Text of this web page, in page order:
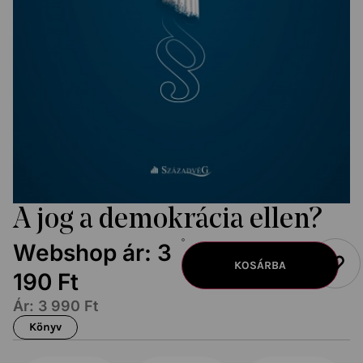
A jog a demokrácia ellen?
Webshop ár: 3
190 Ft
Ár: 3 990 Ft
KOSÁRBA
Könyv